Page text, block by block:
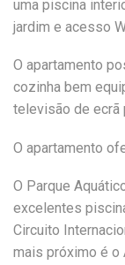
uma piscina
jardim e acesso
O apartamento
cozinha bem
televisão de ecrã
O apartamento
O Parque
excelentes
Circuito
mais próximo é o